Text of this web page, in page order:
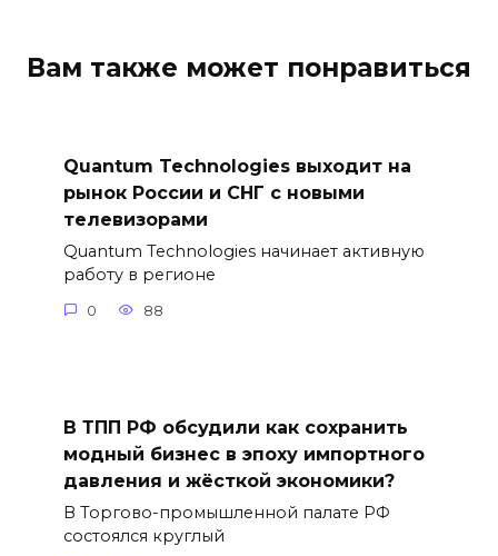
Вам также может понравиться
Quantum Technologies выходит на
рынок России и СНГ с новыми
телевизорами
Quantum Technologies начинает активную
работу в регионе
0 88
В ТПП РФ обсудили как сохранить
модный бизнес в эпоху импортного
давления и жёсткой экономики?
В Торгово-промышленной палате РФ
состоялся круглый